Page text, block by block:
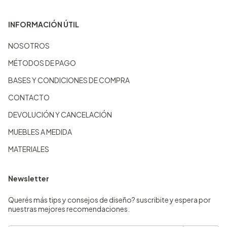
INFORMACIÓN ÚTIL
NOSOTROS
MÉTODOS DE PAGO
BASES Y CONDICIONES DE COMPRA
CONTACTO
DEVOLUCIÓN Y CANCELACIÓN
MUEBLES A MEDIDA
MATERIALES
Newsletter
Querés más tips y consejos de diseño? suscribite y espera por
nuestras mejores recomendaciones.